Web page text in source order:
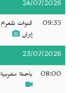
24/07/2026
09:35
قنوات
إيران
23/07/2026
08:00 باحثة